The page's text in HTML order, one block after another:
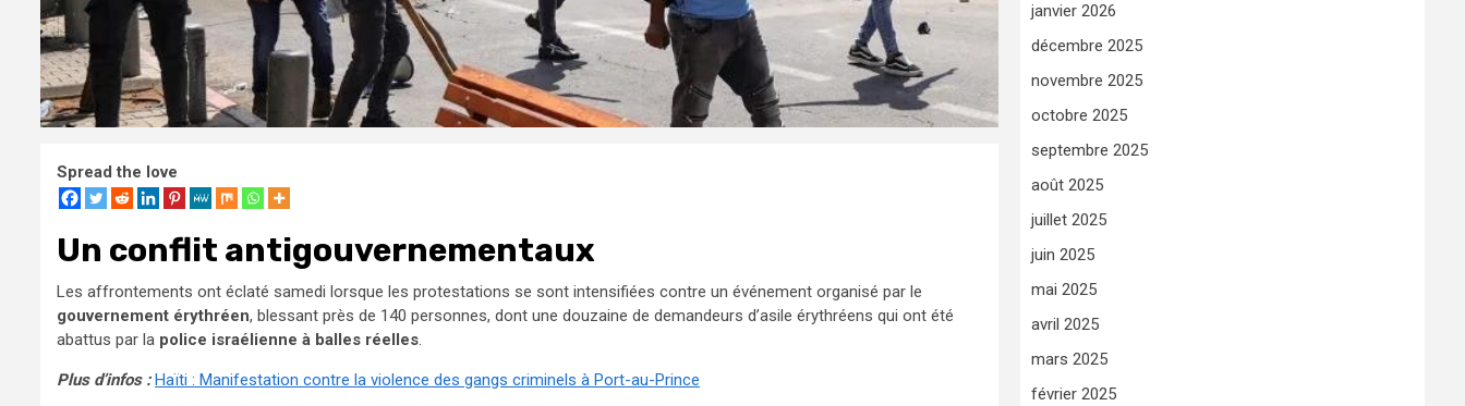
Spread the love
Un conflit antigouvernementaux
Les affrontements ont éclaté samedi lorsque les protestations se sont intensifiées contre un événement organisé par le
gouvernement érythréen, blessant près de 140 personnes, dont une douzaine de demandeurs d’asile érythréens qui ont été
abattus par la police israélienne à balles réelles.
Plus d’infos :Haïti : Manifestation contre la violence des gangs criminels à Port-au-Prince
janvier 2026
décembre 2025
novembre 2025
octobre 2025
septembre 2025
août 2025
juillet 2025
juin 2025
mai 2025
avril 2025
mars 2025
février 2025